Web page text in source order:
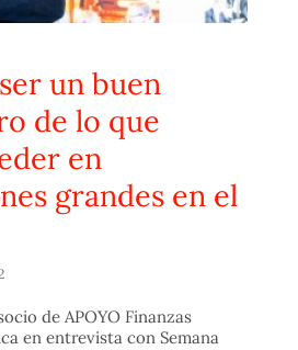
un buen
de lo que
en
grandes en el
de APOYO Finanzas
en entrevista con Semana